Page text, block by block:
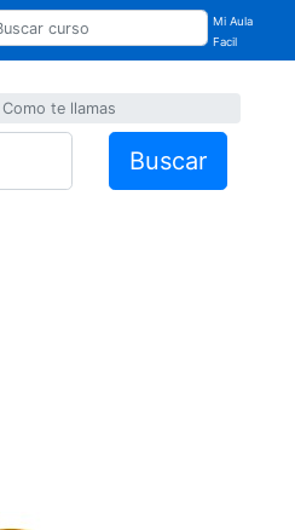
Mi Aula
Facil
Como te llamas
Buscar